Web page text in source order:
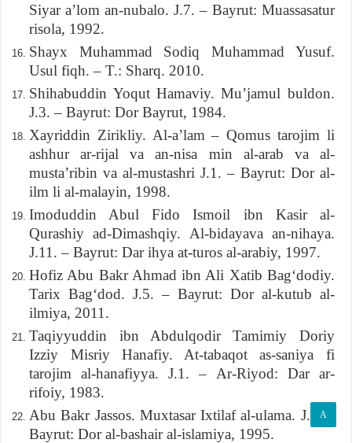
Siyar a’lom an-nubalo. J.7. – Bayrut: Muassasatur
risola, 1992.
Shayx Muhammad Sodiq Muhammad Yusuf.
Usul fiqh. – T.: Sharq. 2010.
Shihabuddin Yoqut Hamaviy. Mu’jamul buldon.
J.3. – Bayrut: Dor Bayrut, 1984.
Xayriddin Zirikliy. Al-a’lam – Qomus tarojim li
ashhur ar-rijal va an-nisa min al-arab va al-
musta’ribin va al-mustashri J.1. – Bayrut: Dor al-
ilm li al-malayin, 1998.
Imoduddin Abul Fido Ismoil ibn Kasir al-
Qurashiy ad-Dimashqiy. Al-bidayava an-nihaya.
J.11. – Bayrut: Dar ihya at-turos al-arabiy, 1997.
Hofiz Abu Bakr Ahmad ibn Ali Xatib Bag‘dodiy.
Tarix Bag‘dod. J.5. – Bayrut: Dor al-kutub al-
ilmiya, 2011.
Taqiyyuddin ibn Abdulqodir Tamimiy Doriy
Izziy Misriy Hanafiy. At-tabaqot as-saniya fi
tarojim al-hanafiyya. J.1. – Ar-Riyod: Dar ar-
rifoiy, 1983.
Abu Bakr Jassos. Muxtasar Ixtilaf al-ulama. J.1. –
Bayrut: Dor al-bashair al-islamiya, 1995.
A